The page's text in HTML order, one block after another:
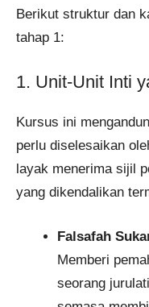
Berikut struktur dan
tahap 1:
1. Unit-Unit Inti
Kursus ini
perlu diselesaikan
layak menerima sijil
yang dikendalikan
Falsafah
Memberi
seorang